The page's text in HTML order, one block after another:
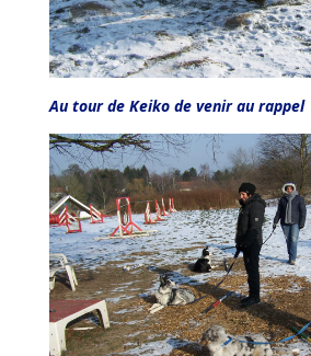
Au tour de Keiko de venir au rappel